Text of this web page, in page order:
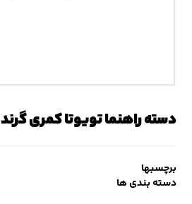
دسته راهنما تویوتا کمری گرند
برچسبها
دسته بندی ها